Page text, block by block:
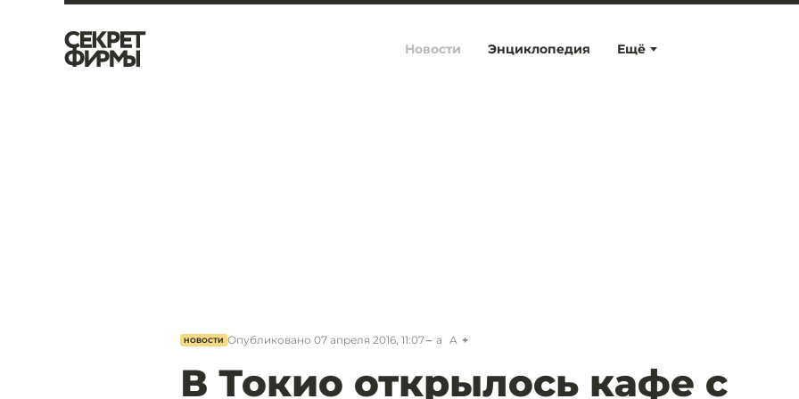
Ещё
Новости Энциклопедия
НОВОСТИ Опубликовано 07 апреля 2016, 11:07 a A
В Токио открылось кафе с